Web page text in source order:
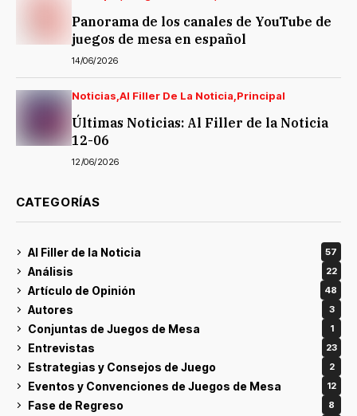
Panorama de los canales de YouTube de
juegos de mesa en español
14/06/2026
Noticias Al Filler De La Noticia Principal
Últimas Noticias: Al Filler de la Noticia
12-06
12/06/2026
CATEGORÍAS
Al Filler de la Noticia 57
Análisis 22
Artículo de Opinión 48
Autores 3
Conjuntas de Juegos de Mesa 1
Entrevistas 23
Estrategias y Consejos de Juego 2
Eventos y Convenciones de Juegos de Mesa 12
Fase de Regreso 8